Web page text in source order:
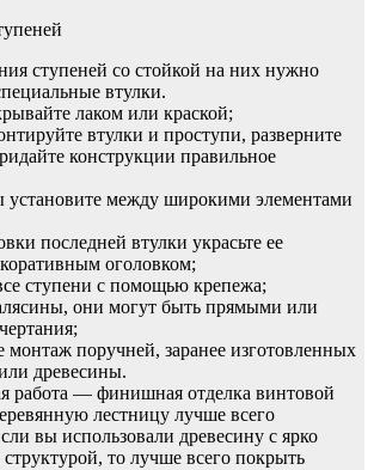
ступеней со стойкой на них нужно
втулки.
лаком или краской;
втулки и проступи, разверните
конструкции правильное
между широкими элементами
последней втулки украсьте ее
оголовком;
ступени с помощью крепежа;
они могут быть прямыми или
монтаж поручней, заранее изготовленных
древесины.
работа — финишная отделка винтовой
лестницу лучше всего
вы использовали древесину с ярко
то лучше всего покрыть